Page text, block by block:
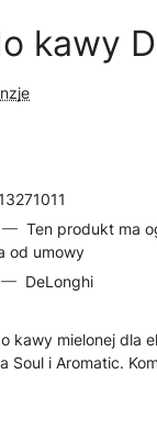
kawy
— Ten produkt ma
od umowy
— DeLonghi
kawy mielonej dla
Soul i Aromatic.